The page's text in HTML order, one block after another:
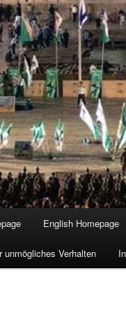
English Homepage
unmögliches Verhalten